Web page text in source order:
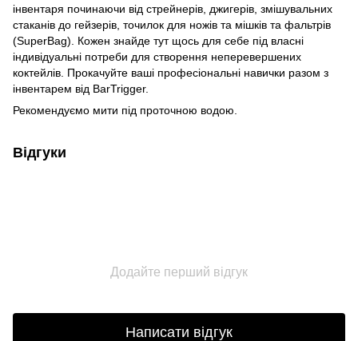
інвентаря починаючи від стрейнерів, джигерів, змішувальних
стаканів до гейзерів, точилок для ножів та мішків та фальтрів
(SuperBag). Кожен знайде тут щось для себе під власні
індивідуальні потреби для створення неперевершених
коктейлів. Прокачуйте ваші професіональні навички разом з
інвентарем від BarTrigger.
Рекомендуємо мити під проточною водою.
Відгуки
Додайте перший відгук
Написати відгук